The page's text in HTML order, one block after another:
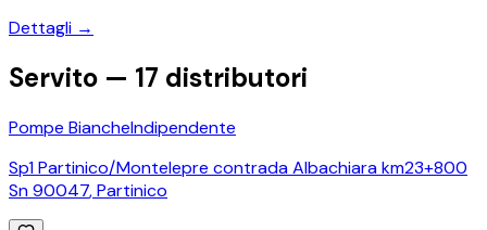
Dettagli →
Servito — 17 distributori
Pompe BiancheIndipendente
Sp1 Partinico/Montelepre contrada Albachiara km23+800
Sn 90047,Partinico